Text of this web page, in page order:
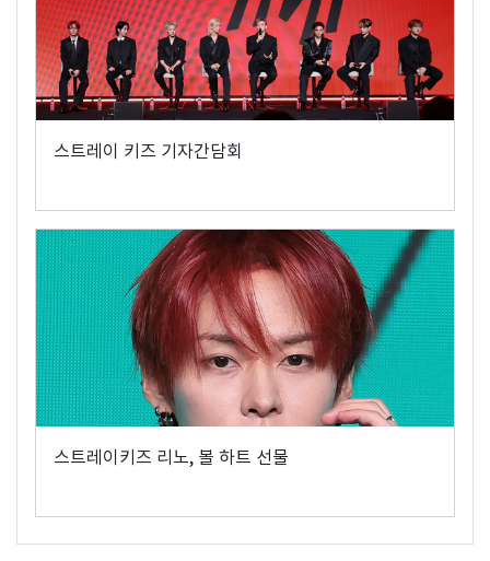
스트레이 키즈 기자간담회
스트레이키즈 리노, 볼 하트 선물